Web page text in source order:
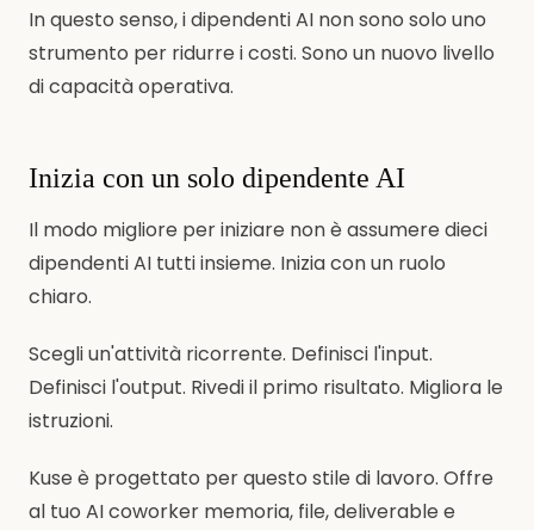
In questo senso, i dipendenti AI non sono solo uno
strumento per ridurre i costi. Sono un nuovo livello
di capacità operativa.
Inizia con un solo dipendente AI
Il modo migliore per iniziare non è assumere dieci
dipendenti AI tutti insieme. Inizia con un ruolo
chiaro.
Scegli un'attività ricorrente. Definisci l'input.
Definisci l'output. Rivedi il primo risultato. Migliora le
istruzioni.
Kuse è progettato per questo stile di lavoro. Offre
al tuo AI coworker memoria, file, deliverable e